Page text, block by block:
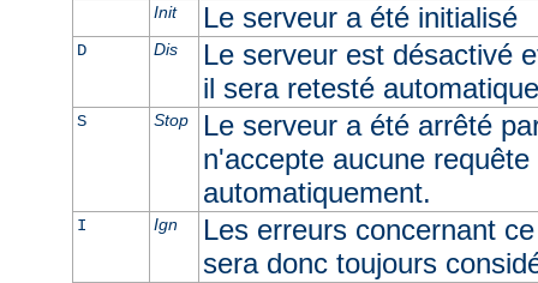
Init Le serveur a été initialisé
D Dis
Le serveur est désactivé
il sera retesté
S Stop
Le serveur a été arrêté
n'accepte aucune
automatiquement.
I Ign
Les erreurs concernant
sera donc toujours